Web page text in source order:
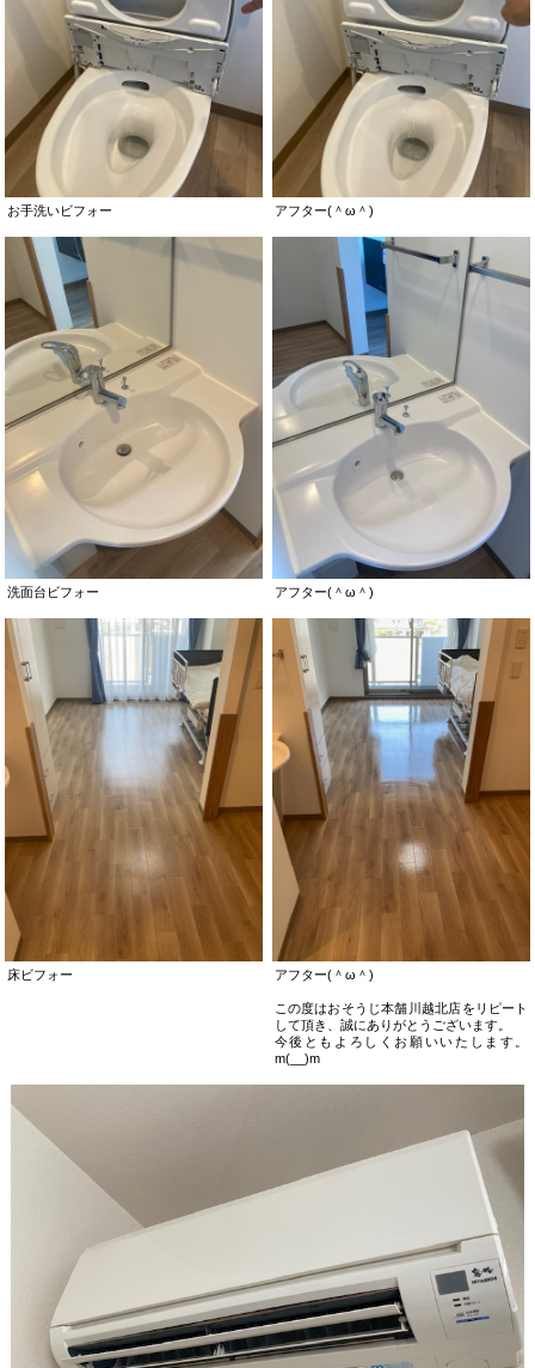
お手洗いビフォー アフター(＾ω＾)
洗面台ビフォー アフター(＾ω＾)
床ビフォー アフター(＾ω＾)
この度はおそうじ本舗川越北店をリピート
して頂き、誠にありがとうございます。
今後ともよろしくお願いいたします。
m(__)m